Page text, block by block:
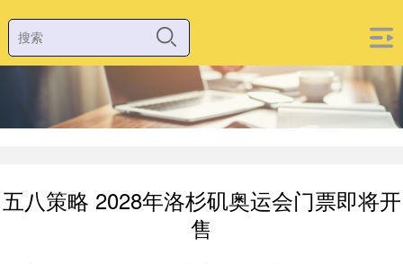
五八策略 2028年洛杉矶奥运会门票即将开
售